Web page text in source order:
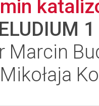
1
Marcin